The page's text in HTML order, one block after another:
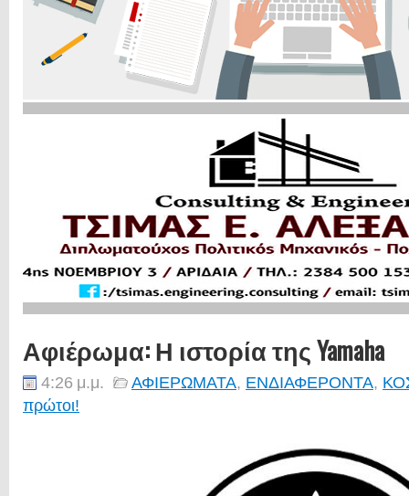
Αφιέρωμα: Η ιστορία της Yamaha
4:26 μ.μ. ΑΦΙΕΡΩΜΑΤΑ, ΕΝΔΙΑΦΕΡΟΝΤΑ,
πρώτοι!